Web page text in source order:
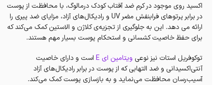
اکسید روی موجود در کرم ضد آفتاب کودک درمالوگ، با محافظت از پوست
در برابر پرتوهای فرابنفش مضر UV و رادیکال‌های آزاد، مزایای ضد پیری را
ارائه می دهد. این به جلوگیری از تجزیه‌ی کلاژن و الاستین کمک می‌کند که
برای حفظ خاصیت کشسانی و استحکام پوست بسیار مهم هستند.
توکوفریل استات نیز نوعی ویتامین ای E
است و دارای خاصیت
آنتی‌اکسیدانی و ضد التهابی که از پوست در برابر رادیکال‌های آزاد
آسیب‌رسان محافظت می‌نماید و به بازسازی پوست کمک می‌کند.